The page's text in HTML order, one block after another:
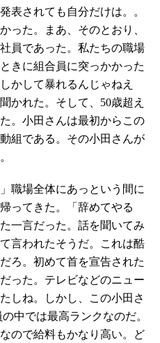
表されても自分だけは。。
った。まあ、そのとおり、
員であった。私たちの職場
きに組合員に突っかかった
かして暴れるんじゃねえ
かれた。そして、50歳超え
。小田さんは最初からこの
組である。その小田さんが
職場全体にあっという間に
ってきた。「辞めてやる
一言だった。話を聞いてみ
言われたそうだ。これは酷
ろ。初めて首を宣告された
った。テレビなどのニュー
しね。しかし、この小田さ
中では最高ランクなのだ。
ので給料もかなり高い。ど